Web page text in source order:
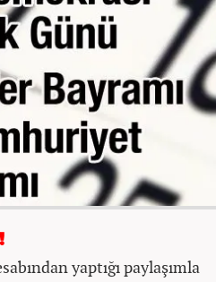
yaptığı paylaşımla